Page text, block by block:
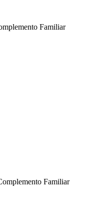
Familiar
Familiar